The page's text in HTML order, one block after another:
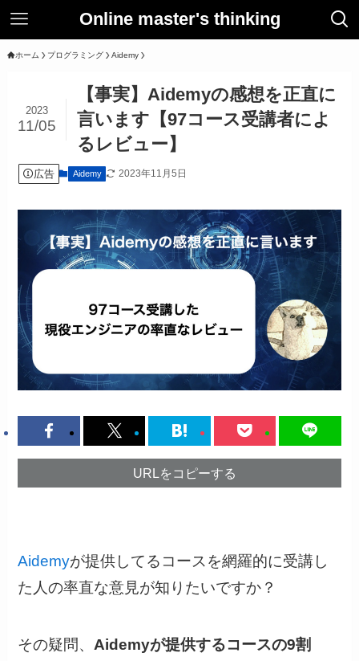
Online master's thinking
ホーム プログラミング Aidemy
【事実】Aidemyの感想を正直に
言います【97コース受講者によ
るレビュー】
2023
11/05
広告 Aidemy 2023年11月5日
URLをコピーする
Aidemyが提供してるコースを網羅的に受講し
た人の率直な意見が知りたいですか？
その疑問、 Aidemyが提供するコースの9割